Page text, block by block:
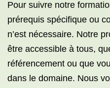
Pour suivre notre
prérequis spécifique ou
n’est nécessaire. Notre
être accessible à tous,
référencement ou que
dans le domaine. Nous